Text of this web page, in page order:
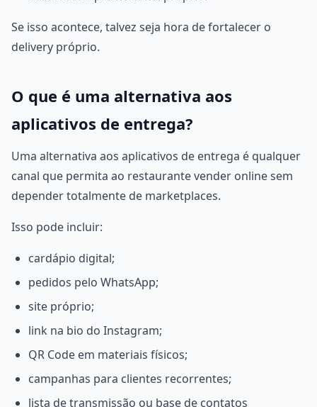
Se isso acontece, talvez seja hora de fortalecer o
delivery próprio.
O que é uma alternativa aos
aplicativos de entrega?
Uma alternativa aos aplicativos de entrega é qualquer
canal que permita ao restaurante vender online sem
depender totalmente de marketplaces.
Isso pode incluir:
cardápio digital;
pedidos pelo WhatsApp;
site próprio;
link na bio do Instagram;
QR Code em materiais físicos;
campanhas para clientes recorrentes;
lista de transmissão ou base de contatos